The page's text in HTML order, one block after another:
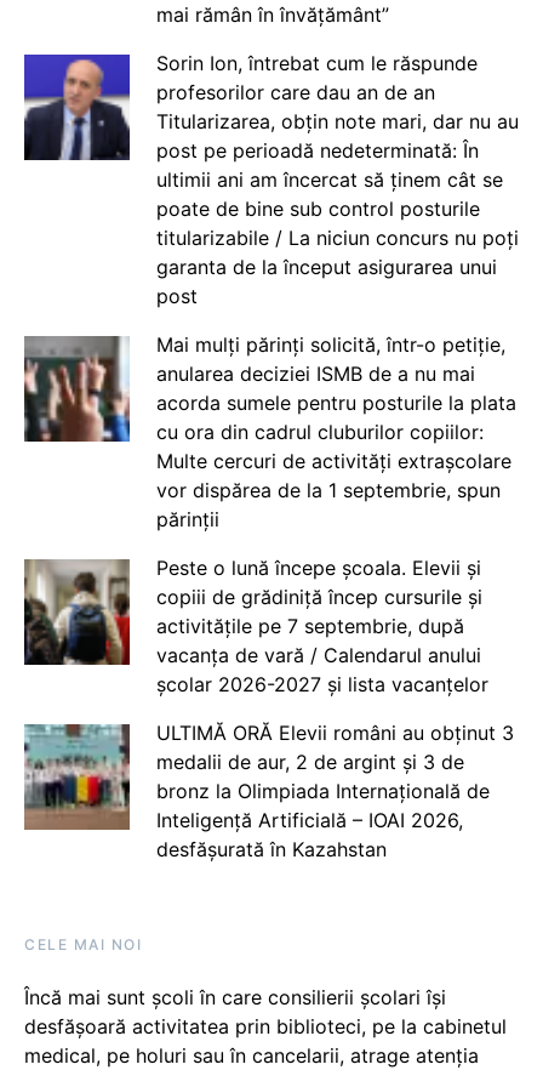
mai rămân în învățământ”
Sorin Ion, întrebat cum le răspunde
profesorilor care dau an de an
Titularizarea, obțin note mari, dar nu au
post pe perioadă nedeterminată: În
ultimii ani am încercat să ținem cât se
poate de bine sub control posturile
titularizabile / La niciun concurs nu poți
garanta de la început asigurarea unui
post
Mai mulți părinți solicită, într-o petiție,
anularea deciziei ISMB de a nu mai
acorda sumele pentru posturile la plata
cu ora din cadrul cluburilor copiilor:
Multe cercuri de activități extrașcolare
vor dispărea de la 1 septembrie, spun
părinții
Peste o lună începe școala. Elevii și
copiii de grădiniță încep cursurile și
activitățile pe 7 septembrie, după
vacanța de vară / Calendarul anului
școlar 2026-2027 și lista vacanțelor
ULTIMĂ ORĂ Elevii români au obținut 3
medalii de aur, 2 de argint și 3 de
bronz la Olimpiada Internațională de
Inteligență Artificială – IOAI 2026,
desfășurată în Kazahstan
CELE MAI NOI
Încă mai sunt școli în care consilierii școlari își
desfășoară activitatea prin biblioteci, pe la cabinetul
medical, pe holuri sau în cancelarii, atrage atenția